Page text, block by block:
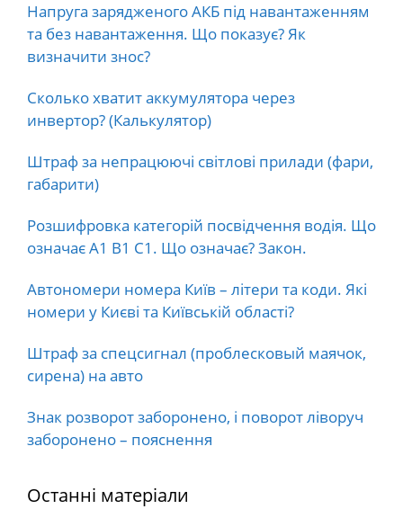
Напруга зарядженого АКБ під навантаженням
та без навантаження. Що показує? Як
визначити знос?
Сколько хватит аккумулятора через
инвертор? (Калькулятор)
Штраф за непрацюючі світлові прилади (фари,
габарити)
Розшифровка категорій посвідчення водія. Що
означає А1 В1 С1. Що означає? Закон.
Автономери номера Київ – літери та коди. Які
номери у Києві та Київській області?
Штраф за спецсигнал (проблесковый маячок,
сирена) на авто
Знак розворот заборонено, і поворот ліворуч
заборонено – пояснення
Останні матеріали